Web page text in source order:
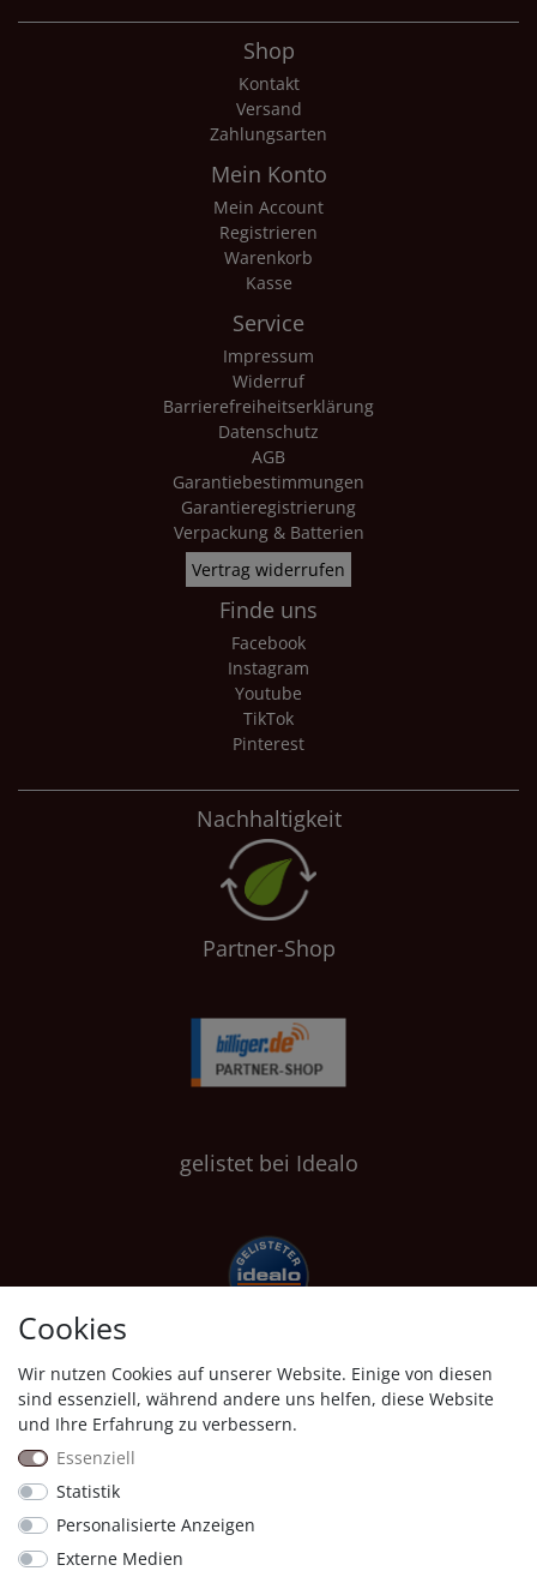
Shop
Kontakt
Versand
Zahlungsarten
Mein Konto
Mein Account
Registrieren
Warenkorb
Kasse
Service
Impressum
Widerruf
Barrierefreiheitserklärung
Datenschutz
AGB
Garantiebestimmungen
Garantieregistrierung
Verpackung & Batterien
Vertrag widerrufen
Finde uns
Facebook
Instagram
Youtube
TikTok
Pinterest
Nachhaltigkeit
Partner-Shop
gelistet bei Idealo
Shopauskunft
Proven Expert
Cookies
Wir nutzen Cookies auf unserer Website. Einige von diesen
sind essenziell, während andere uns helfen, diese Website
und Ihre Erfahrung zu verbessern.
Essenziell
Statistik
Personalisierte Anzeigen
Externe Medien